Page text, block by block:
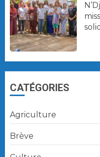
CATÉGORIES
Agriculture
Brève